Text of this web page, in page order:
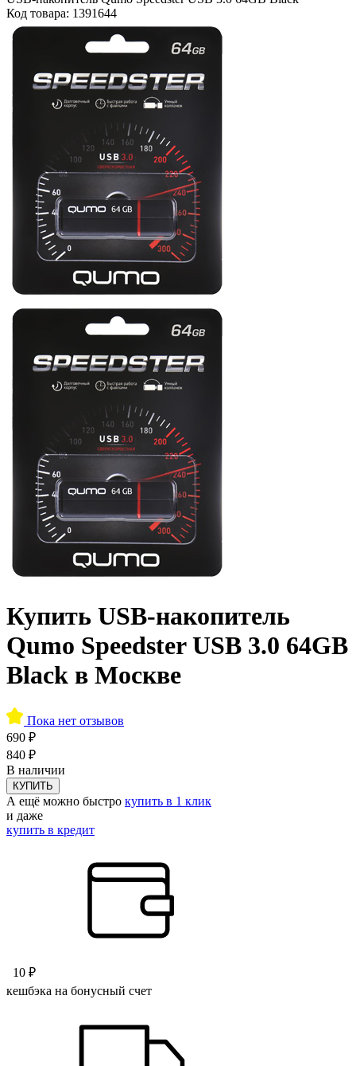
Код товара: 1391644
Купить USB-накопитель
Qumo Speedster USB 3.0 64GB
Black в Москве
Пока нет отзывов
690 ₽
840 ₽
В наличии
КУПИТЬ
А ещё можно быстро купить в 1 клик
и даже
купить в кредит
10 ₽
кешбэка на бонусный счет